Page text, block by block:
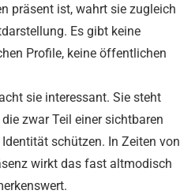
präsent ist, wahrt sie zugleich
Es gibt keine
Profile, keine öffentlichen
sie interessant. Sie steht
zwar Teil einer sichtbaren
schützen. In Zeiten von
wirkt das fast altmodisch